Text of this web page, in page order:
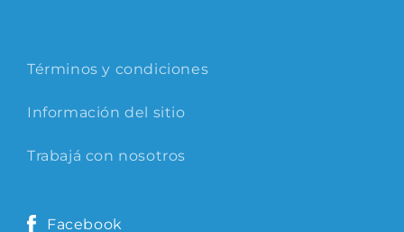
Términos y condiciones
Información del sitio
Trabajá con nosotros
Facebook